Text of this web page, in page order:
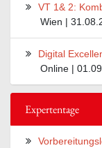
VT 1& 2:
Wien |
Digital
Online |
Expertentage